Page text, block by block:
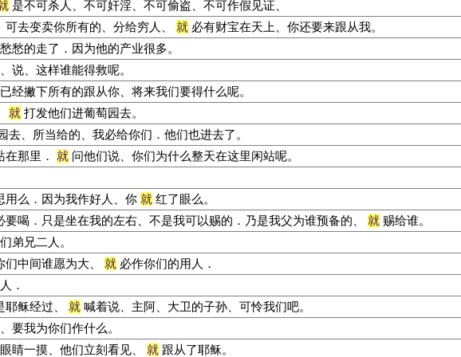
是不可杀人、不可奸淫、不可偷盗、不可作假见证、
去变卖你所有的、分给穷人、
就 必有财宝在天上、你还要来跟从我。
愁的走了．因为他的产业很多。
说、这样谁能得救呢。
经撇下所有的跟从你、将来我们要得什么呢。
就 打发他们进葡萄园去。
、所当给的、我必给你们．他们也进去了。
那里． 就 问他们说、你们为什么整天在这里闲站呢。
用么．因为我作好人、你 就 红了眼么。
喝．只是坐在我的左右、不是我可以赐的．乃是我父为谁预备的、
就 赐给谁。
弟兄二人。
中间谁愿为大、
就 必作你们的用人．
．
稣经过、
就 喊着说、主阿、大卫的子孙、可怜我们吧。
要我为你们作什么。
睛一摸、他们立刻看见、
就 跟从了耶稣。